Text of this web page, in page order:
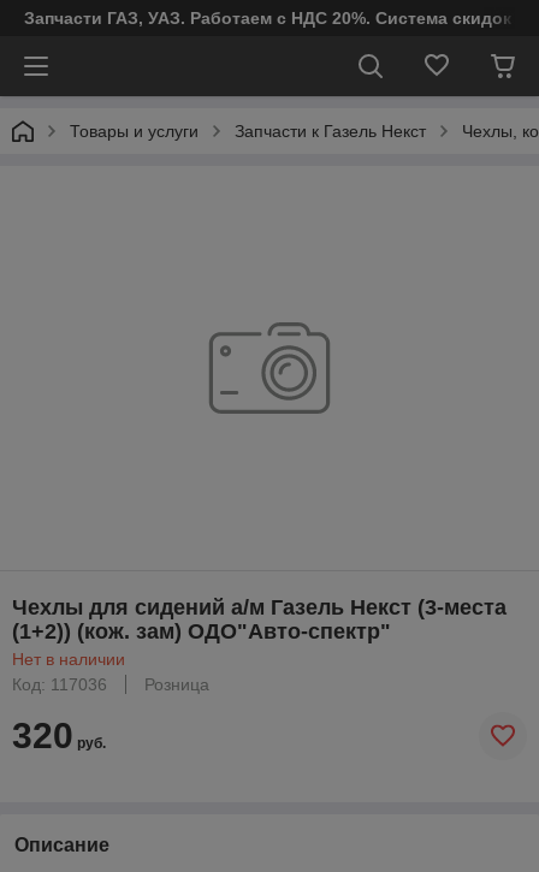
Запчасти ГАЗ, УАЗ. Работаем с НДС 20%. Система скидок
Товары и услуги Запчасти к Газель Некст Чехлы,
Чехлы для сидений а/м Газель Некст (3-места
(1+2)) (кож. зам) ОДО"Авто-спектр"
Нет в наличии
Код: 117036
Розница
320 руб.
Описание